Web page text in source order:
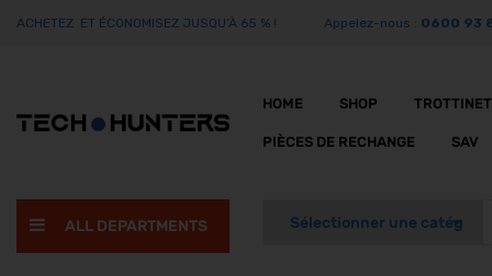
ACHETEZ ET ÉCONOMISEZ JUSQU’À 65 % ! Appelez-nous : 0600 93
HOME SHOP
PIÈCES DE RECHANGE SAV
ALL DEPARTMENTS